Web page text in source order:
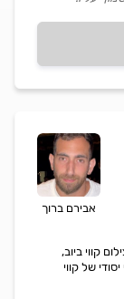
אבירם ברוך
צילום קווי ביוב,
של קווי